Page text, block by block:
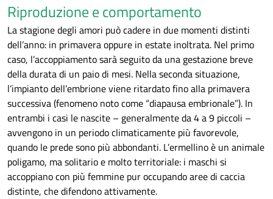
Riproduzione e comportamento
La stagione degli amori può cadere in due momenti distinti
dell’anno: in primavera oppure in estate inoltrata. Nel primo
caso, l’accoppiamento sarà seguito da una gestazione breve
della durata di un paio di mesi. Nella seconda situazione,
l’impianto dell’embrione viene ritardato fino alla primavera
successiva (fenomeno noto come “diapausa embrionale”). In
entrambi i casi le nascite – generalmente da 4 a 9 piccoli –
avvengono in un periodo climaticamente più favorevole,
quando le prede sono più abbondanti. L’ermellino è un animale
poligamo, ma solitario e molto territoriale: i maschi si
accoppiano con più femmine pur occupando aree di caccia
distinte, che difendono attivamente.